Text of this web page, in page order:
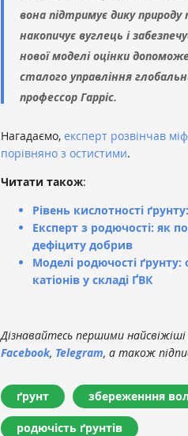
вона підтримує дику
накопичує вуглець і
нової моделі оцінки
сталого управління
профессор Гарріс.
Нагадаємо, експерт розвінчав
порівняно з остистими.
Читати також:
Рівень кислотності
Експерт з родючості: як
дефіциту добрив
Моделі родючості
катіонів у складі ҐВК
Дізнавайтесь першими
Facebook, Telegram, а також
ґрунт збереженння
родючість ґрунтів